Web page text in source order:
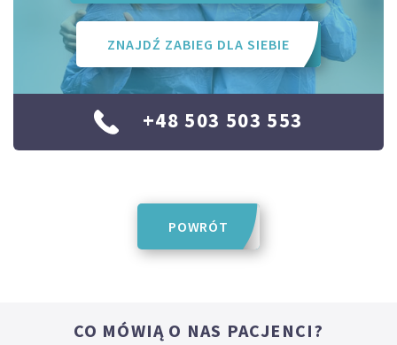
ZNAJDŹ ZABIEG DLA SIEBIE
+48 503 503 553
POWRÓT
CO MÓWIĄ O NAS PACJENCI?